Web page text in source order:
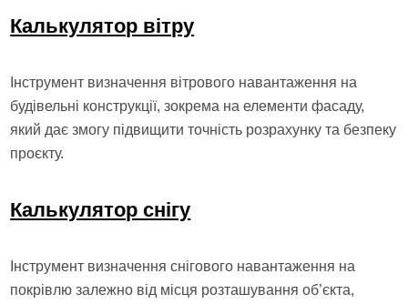
Калькулятор вітру
Інструмент визначення вітрового навантаження на
будівельні конструкції, зокрема на елементи фасаду,
який дає змогу підвищити точність розрахунку та безпеку
проєкту.
Калькулятор снігу
Інструмент визначення снігового навантаження на
покрівлю залежно від місця розташування об’єкта,